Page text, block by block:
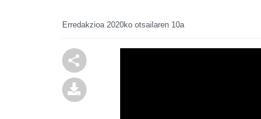
Erredakzioa 2020ko otsailaren 10a